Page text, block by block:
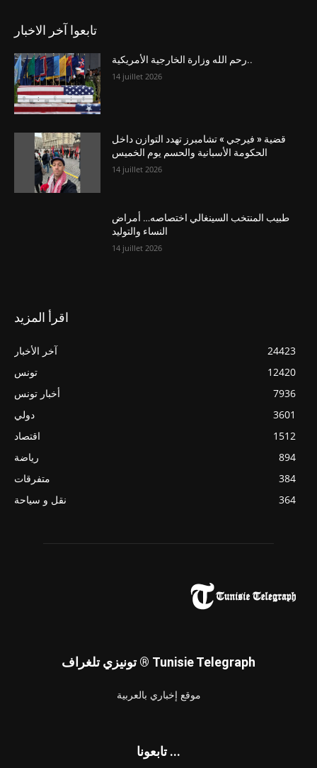
تابعوا آخر الاخبار
رحم الله وزارة الخارجية الأمريكية..
14 juillet 2026
قضية « فيرجي » تشامبرز تهدد التوازن داخل
الحكومة الأسبانية والحسم يوم الخميس
14 juillet 2026
طبيب المنتخب السينغالي اختصاصه… أمراض
النساء والتوليد
14 juillet 2026
اقرأ المزيد
آخر الأخبار
24423
تونس
12420
أخبار تونس
7936
دولي
3601
اقتصاد
1512
رياضة
894
متفرقات
384
نقل و سياحة
364
تونيزي تلغراف ® Tunisie Telegraph
موقع إخباري بالعربية
تابعونا ...